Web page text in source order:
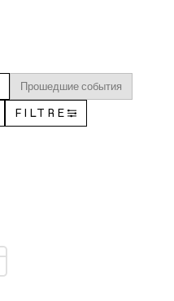
Прошедшие события
FILTRE